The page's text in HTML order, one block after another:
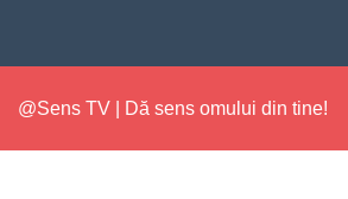
@Sens TV | Dă sens omului din tine!